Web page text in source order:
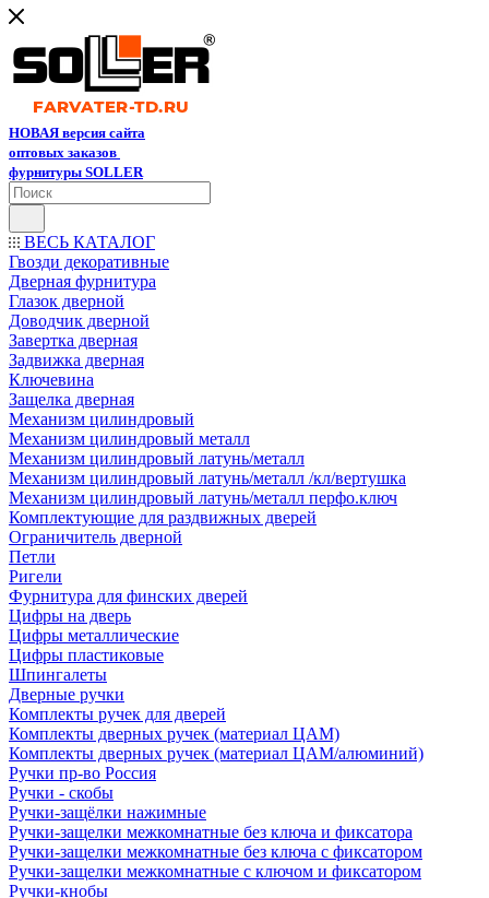
НОВАЯ версия сайта
оптовых заказов
фурнитуры SOLLER
ВЕСЬ КАТАЛОГ
Гвозди декоративные
Дверная фурнитура
Глазок дверной
Доводчик дверной
Завертка дверная
Задвижка дверная
Ключевина
Защелка дверная
Механизм цилиндровый
Механизм цилиндровый металл
Механизм цилиндровый латунь/металл
Механизм цилиндровый латунь/металл /кл/вертушка
Механизм цилиндровый латунь/металл перфо.ключ
Комплектующие для раздвижных дверей
Ограничитель дверной
Петли
Ригели
Фурнитура для финских дверей
Цифры на дверь
Цифры металлические
Цифры пластиковые
Шпингалеты
Дверные ручки
Комплекты ручек для дверей
Комплекты дверных ручек (материал ЦАМ)
Комплекты дверных ручек (материал ЦАМ/алюминий)
Ручки пр-во Россия
Ручки - скобы
Ручки-защёлки нажимные
Ручки-защелки межкомнатные без ключа и фиксатора
Ручки-защелки межкомнатные без ключа с фиксатором
Ручки-защелки межкомнатные с ключом и фиксатором
Ручки-кнобы